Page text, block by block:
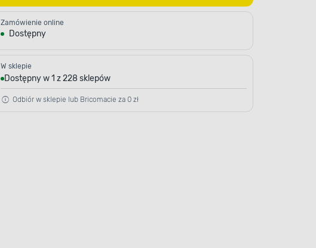
Zamówienie online
Dostępny
W sklepie
Dostępny w 1 z 228 sklepów
Odbiór w sklepie lub Bricomacie za 0 zł